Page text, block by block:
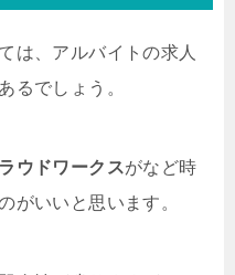
は、アルバイトの求人
るでしょう。
ウドワークスがなど時
がいいと思います。